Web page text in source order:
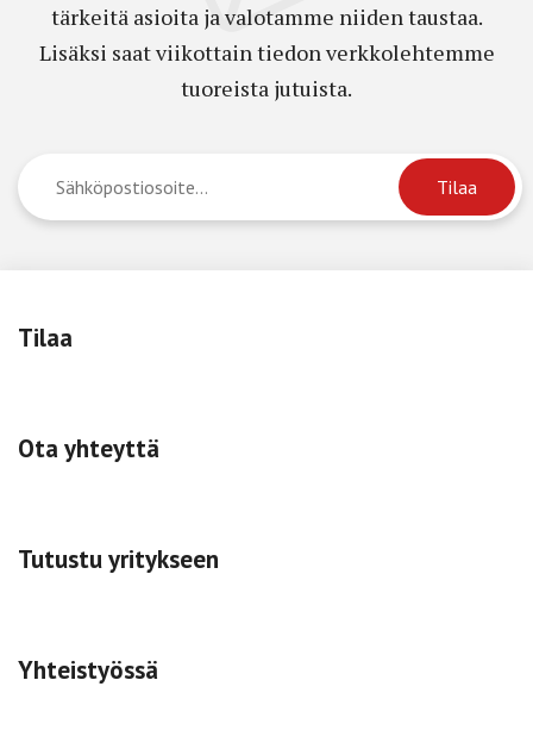
tärkeitä asioita ja valotamme niiden taustaa.
Lisäksi saat viikottain tiedon verkkolehtemme
tuoreista jutuista.
Tilaa
Ota yhteyttä
Tutustu yritykseen
Yhteistyössä